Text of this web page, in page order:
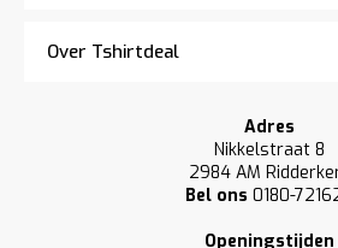
Over Tshirtdeal
Adres
Nikkelstraat 8
2984 AM
Bel ons 0180-
Openingstijden